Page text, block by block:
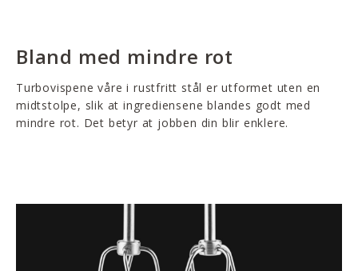
Bland med mindre rot
Turbovispene våre i rustfritt stål er utformet uten en
midtstolpe, slik at ingrediensene blandes godt med
mindre rot. Det betyr at jobben din blir enklere.